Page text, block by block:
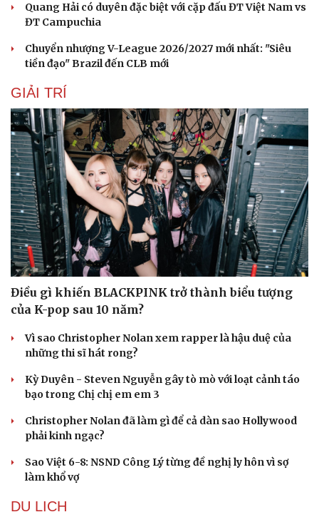
Quang Hải có duyên đặc biệt với cặp đấu ĐT Việt Nam vs
ĐT Campuchia
Chuyển nhượng V-League 2026/2027 mới nhất: "Siêu
tiền đạo" Brazil đến CLB mới
GIẢI TRÍ
Điều gì khiến BLACKPINK trở thành biểu tượng
của K-pop sau 10 năm?
Vì sao Christopher Nolan xem rapper là hậu duệ của
những thi sĩ hát rong?
Kỳ Duyên - Steven Nguyễn gây tò mò với loạt cảnh táo
bạo trong Chị chị em em 3
Christopher Nolan đã làm gì để cả dàn sao Hollywood
phải kinh ngạc?
Sao Việt 6-8: NSND Công Lý từng đề nghị ly hôn vì sợ
làm khổ vợ
DU LỊCH